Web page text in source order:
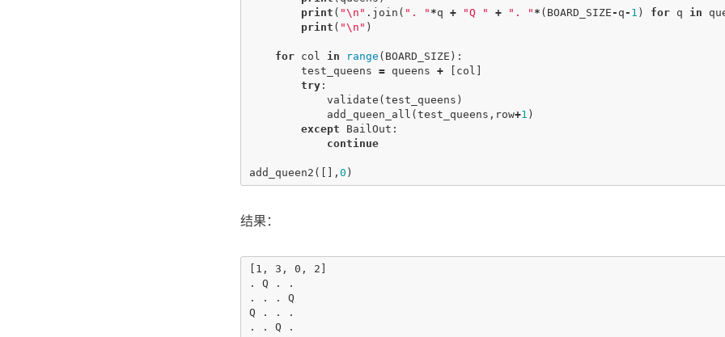
print ( "\n " . join ( ". " *q + "Q " + ". " * ( BOARD_SIZE - q - 1 ) for q in
print ( "\n " )
for col in range ( BOARD_SIZE ):
test_queens = queens + col
try :
validate ( test_queens )
add_queen_all ( test_queens , row+1 )
except
BailOut :
continue
add_queen2 ([], 0 )
结果：
[1, 3, 0, 2]
. Q . .
. . . Q
Q . . .
. . Q .